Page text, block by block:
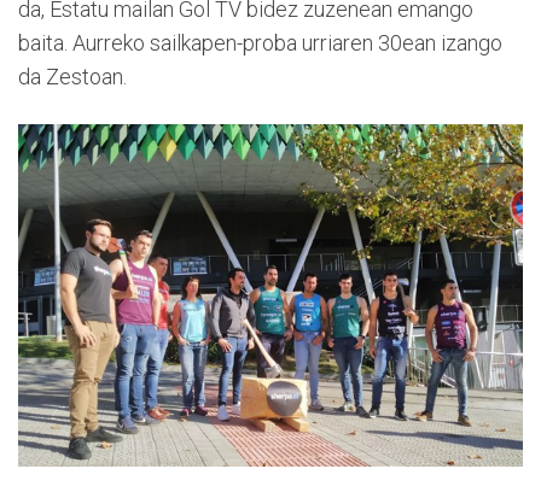
da, Estatu mailan Gol TV bidez zuzenean emango
baita. Aurreko sailkapen-proba urriaren 30ean izango
da Zestoan.